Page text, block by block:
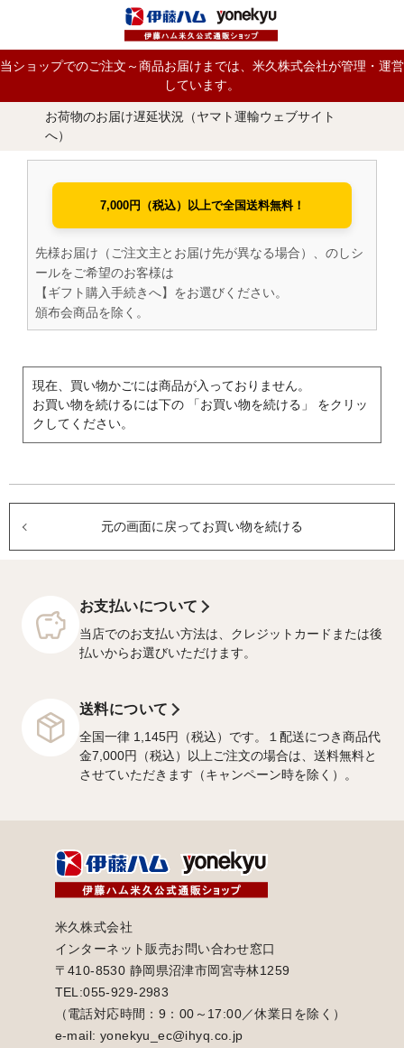
当ショップでのご注文～商品お届けまでは、米久株式会社が管理・運営
しています。
お荷物のお届け遅延状況（ヤマト運輸ウェブサイト
へ）
7,000円（税込）以上で全国送料無料！
先様お届け（ご注文主とお届け先が異なる場合）、のしシ
ールをご希望のお客様は
【ギフト購入手続きへ】をお選びください。
頒布会商品を除く。
現在、買い物かごには商品が入っておりません。
お買い物を続けるには下の 「お買い物を続ける」 をクリッ
クしてください。
元の画面に戻ってお買い物を続ける
お支払いについて
当店でのお支払い方法は、クレジットカードまたは後
払いからお選びいただけます。
送料について
全国一律 1,145円（税込）です。１配送につき商品代
金7,000円（税込）以上ご注文の場合は、送料無料と
させていただきます（キャンペーン時を除く）。
米久株式会社
インターネット販売お問い合わせ窓口
〒410-8530 静岡県沼津市岡宮寺林1259
TEL:055-929-2983
（電話対応時間：9：00～17:00／休業日を除く）
e-mail: yonekyu_ec@ihyq.co.jp